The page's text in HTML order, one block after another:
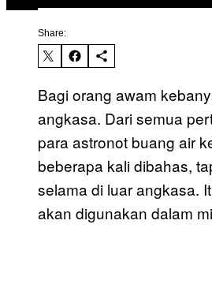
Share:
Bagi orang awam
angkasa. Dari semua
para astronot buang air
beberapa kali dibahas,
selama di luar angkasa.
akan digunakan dalam